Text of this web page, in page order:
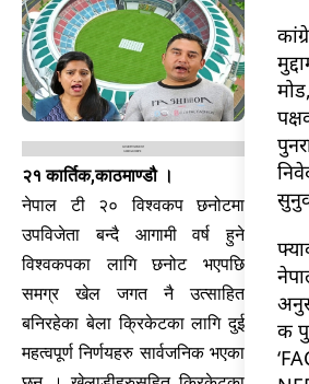
२१ कार्तिक,काठमाण्डौ ।
नेपाल टी २० विश्वकप छनोटमा
उपविजेता बन्दै आगामी वर्ष हुने
विश्वकपका लागि छनोट भएपछि
समग्र खेल जगत नै उत्साहित
बनिरहेका बेला क्रिकेटका लागि दुई
महत्वपूर्ण निर्णयहरु सार्वजनिक भएका
क